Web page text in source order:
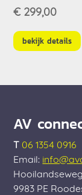
€ 299,00
bekijk details
AV
T 06 1354 0916
Email:
9983 PE